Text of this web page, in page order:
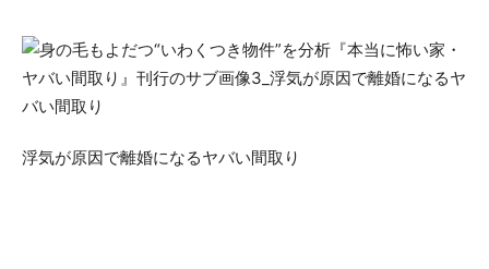
浮気が原因で離婚になるヤバい間取り